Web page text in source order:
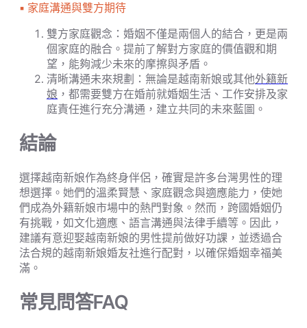
▪︎ 家庭溝通與雙方期待
雙方家庭觀念：婚姻不僅是兩個人的結合，更是兩
個家庭的融合。提前了解對方家庭的價值觀和期
望，能夠減少未來的摩擦與矛盾。
清晰溝通未來規劃：無論是越南新娘或其他外籍新
娘 ，都需要雙方在婚前就婚姻生活、工作安排及家
庭責任進行充分溝通，建立共同的未來藍圖。
結論
選擇越南新娘作為終身伴侶，確實是許多台灣男性的理
想選擇。她們的溫柔賢慧、家庭觀念與適應能力，使她
們成為外籍新娘市場中的熱門對象。然而，跨國婚姻仍
有挑戰，如文化適應、語言溝通與法律手續等。因此，
建議有意迎娶越南新娘的男性提前做好功課，並透過合
法合規的越南新娘婚友社進行配對，以確保婚姻幸福美
滿。
常見問答FAQ